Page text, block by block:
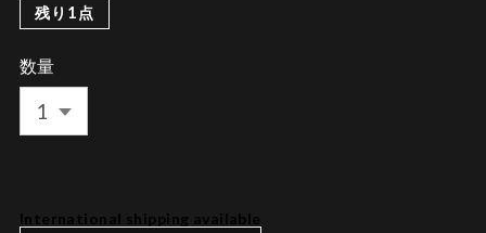
残り1点
数量
International shipping available